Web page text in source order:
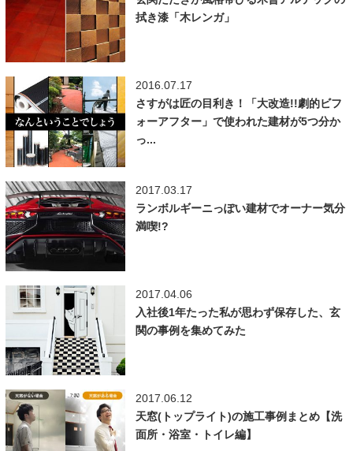
拭き漆「木レンガ」
2016.07.17
さすがは匠の目利き！「大改造!!劇的ビフ
ォーアフター」で使われた建材が5つ分か
っ...
2017.03.17
ランボルギーニっぽい建材でオーナー気分
満喫!?
2017.04.06
入社後1年たった私が思わず保存した、玄
関の事例を集めてみた
2017.06.12
天窓(トップライト)の施工事例まとめ【洗
面所・浴室・トイレ編】